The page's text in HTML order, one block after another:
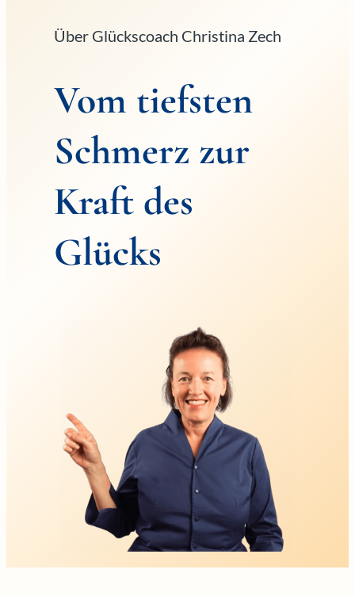
Über Glückscoach Christina Zech
Vom tiefsten
Schmerz zur
Kraft des
Glücks